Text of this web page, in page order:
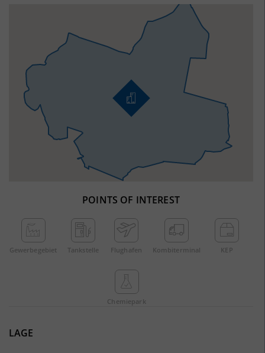
POINTS OF INTEREST
Gewerbe­gebiet Tankstelle Flughafen Kombi­terminal KEP
Chemie­park
LAGE